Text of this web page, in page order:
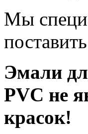
Мы
Эмали
PVC не
красок!